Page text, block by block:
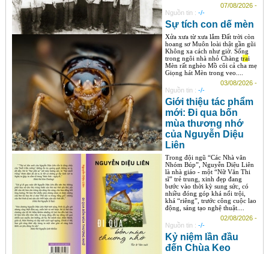
07/08/2026 -
Nguồn tin : -/-
Sự tích con dế mèn
Xửa xưa từ xưa lắm Đất trời còn
hoang sơ Muôn loài thật gần gũi
Không xa cách như giờ. Sống
trong ngôi nhà nhỏ Chàng trai
Mèn rất nghèo Mồ côi cả cha mẹ
Giọng hát Mèn trong veo....
03/08/2026 -
Nguồn tin : -/-
Giới thiệu tác phẩm
mới: Đi qua bốn
mùa thương nhớ
của Nguyễn Diệu
Liên
Trong đội ngũ “Các Nhà văn
Nhóm Búp”, Nguyễn Diệu Liên
là nhà giáo - một “Nữ Văn Thi
sĩ” trẻ trung, xinh đẹp đang
bước vào thời kỳ sung sức, có
nhiều đóng góp khá nổi trội,
khá “riêng”, trước công cuộc lao
động, sáng tạo nghệ thuật....
02/08/2026 -
Nguồn tin : -/-
Kỷ niệm lần đầu
đến Chùa Keo